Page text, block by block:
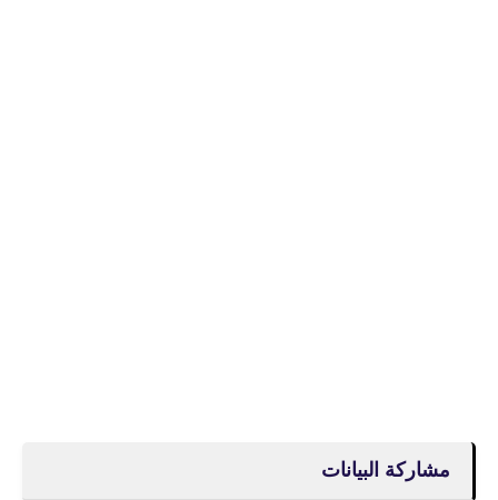
مشاركة البيانات